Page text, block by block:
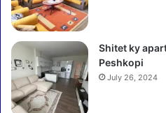
Shitet ky
Peshkopi
July 26, 2024